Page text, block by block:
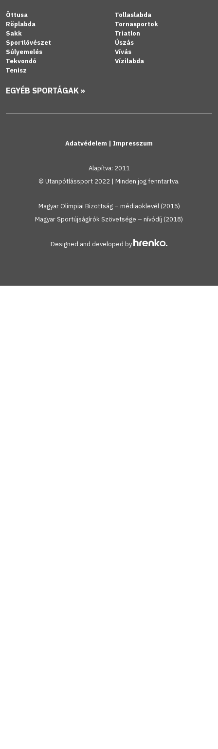
Öttusa
Röplabda
Sakk
Sportlövészet
Súlyemelés
Tekvondó
Tenisz
Tollaslabda
Tornasportok
Triatlon
Úszás
Vívás
Vízilabda
EGYÉB SPORTÁGAK »
Adatvédelem | Impresszum
Alapítva: 2011
© Utanpótlássport 2022 | Minden jog fenntartva.
Magyar Olimpiai Bizottság – médiaoklevél (2015)
Magyar Sportújságírók Szövetsége – nívódíj (2018)
Designed and developed by